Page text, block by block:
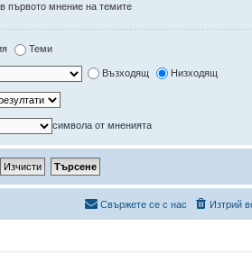
първото мнение на темите
Теми
Възходящ Низходящ
символа от мненията
Изтрий
Свържете се с нас